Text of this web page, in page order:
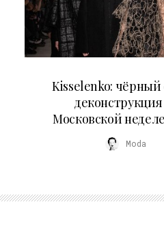
Kisselenko: чёрный
деконструкция
Московской
Moda